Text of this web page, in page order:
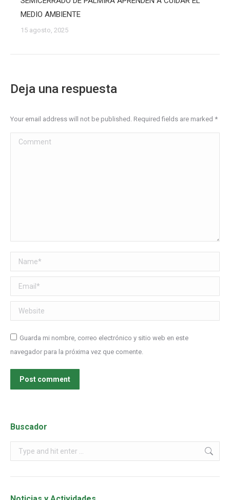
MEDIO AMBIENTE
15 agosto, 2025
Deja una respuesta
Your email address will not be published. Required fields are marked *
Comment
Name *
Email *
Website
Guarda mi nombre, correo electrónico y sitio web en este
navegador para la próxima vez que comente.
Post comment
Buscador